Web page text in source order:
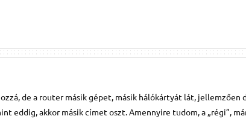
de a router másik gépet, másik hálókártyát lát, jellemzően
eddig, akkor másik címet oszt. Amennyire tudom, a „régi”,